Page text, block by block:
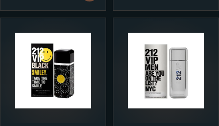
Maison Alhambra